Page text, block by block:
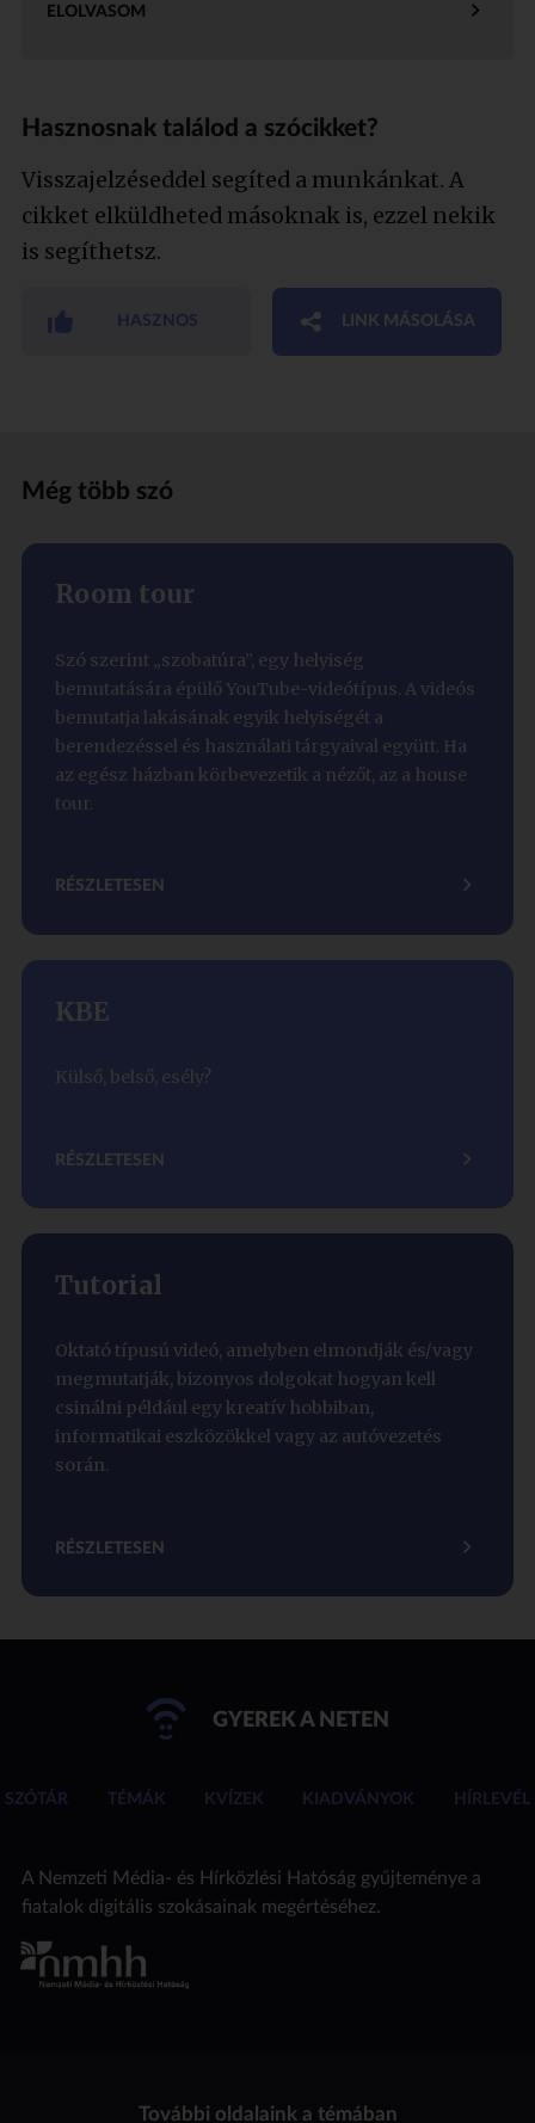
ELOLVASOM
Hasznosnak találod a szócikket?
Visszajelzéseddel segíted a munkánkat. A
cikket elküldheted másoknak is, ezzel nekik
is segíthetsz.
HASZNOS LINK MÁSOLÁSA
Még több szó
Room tour
Szó szerint „szobatúra”, egy helyiség
bemutatására épülő YouTube-videótípus. A videós
bemutatja lakásának egyik helyiségét a
berendezéssel és használati tárgyaival együtt. Ha
az egész házban körbevezetik a nézőt, az a house
tour.
RÉSZLETESEN
KBE
Külső, belső, esély?
RÉSZLETESEN
Tutorial
Oktató típusú videó, amelyben elmondják és/vagy
megmutatják, bizonyos dolgokat hogyan kell
csinálni például egy kreatív hobbiban,
informatikai eszközökkel vagy az autóvezetés
során.
RÉSZLETESEN
GYEREK A NETEN
SZÓTÁR TÉMÁK KVÍZEK KIADVÁNYOK HÍRLEVÉL
A Nemzeti Média- és Hírközlési Hatóság gyűjteménye a
fiatalok digitális szokásainak megértéséhez.
További oldalaink a témában